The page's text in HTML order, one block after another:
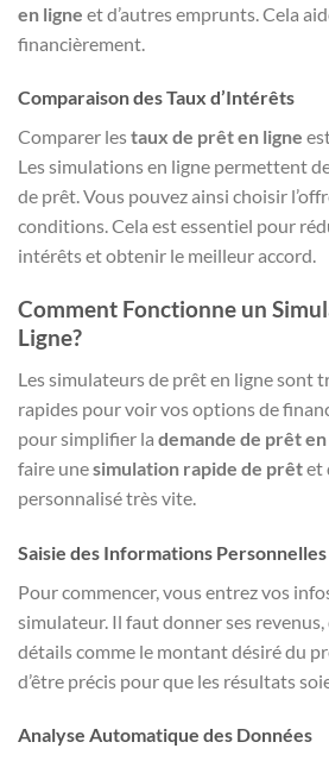
en ligne et d’autres emprunts. Cela
financièrement.
Comparaison des Taux d’Intérêts
Comparer lestaux de prêt en ligne
Les simulations en ligne permettent
de prêt. Vous pouvez ainsi choisir
conditions. Cela est essentiel pour
intérêts et obtenir le meilleur accord.
Comment Fonctionne un
Ligne?
Les simulateurs de prêt en ligne sont
rapides pour voir vos options de
pour simplifier la demande de prêt
faire unesimulation rapide de prêtet
personnalisé très vite.
Saisie des Informations Personnelles
Pour commencer, vous entrez vos
simulateur. Il faut donner ses revenus,
détails comme le montant désiré du
d’être précis pour que les résultats
Analyse Automatique des Données